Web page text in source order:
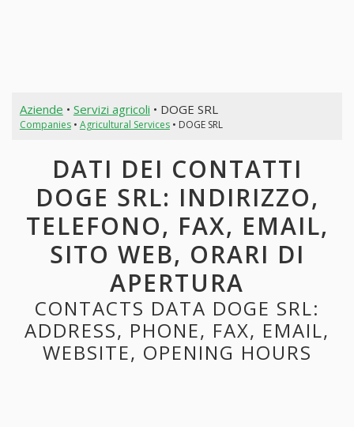
Aziende • Servizi agricoli • DOGE SRL
Companies• Agricultural Services• DOGE SRL
DATI DEI CONTATTI
DOGE SRL: INDIRIZZO,
TELEFONO, FAX, EMAIL,
SITO WEB, ORARI DI
APERTURA
CONTACTS DATA DOGE SRL:
ADDRESS, PHONE, FAX, EMAIL,
WEBSITE, OPENING HOURS